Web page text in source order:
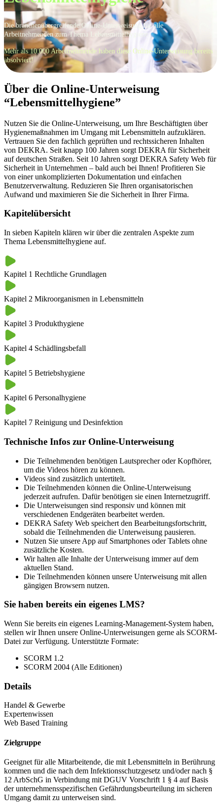
Die branchenübergreifende Online-Unterweisung für alle
Arbeitnehmenden zum Thema Lebensmittelhygiene.
Mehr als10.000 Arbeitnehmende haben diese Online-Unterweisung bereits
absolviert!
Über die Online-Unterweisung
“Lebensmittelhygiene”
Nutzen Sie die Online-Unterweisung, um Ihre Beschäftigten über
Hygienemaßnahmen im Umgang mit Lebensmitteln aufzuklären.
Vertrauen Sie den fachlich geprüften und rechtssicheren Inhalten
von DEKRA. Seit knapp 100 Jahren sorgt DEKRA für Sicherheit
auf deutschen Straßen. Seit 10 Jahren sorgt DEKRA Safety Web für
Sicherheit in Unternehmen – bald auch bei Ihnen! Profitieren Sie
von einer unkomplizierten Dokumentation und einfachen
Benutzerverwaltung. Reduzieren Sie Ihren organisatorischen
Aufwand und maximieren Sie die Sicherheit in Ihrer Firma.
Kapitelübersicht
In sieben Kapiteln klären wir über die zentralen Aspekte zum
Thema Lebensmittelhygiene auf.
Kapitel 1 Rechtliche Grundlagen
Kapitel 2 Mikroorganismen in Lebensmitteln
Kapitel 3 Produkthygiene
Kapitel 4 Schädlingsbefall
Kapitel 5 Betriebshygiene
Kapitel 6 Personalhygiene
Kapitel 7 Reinigung und Desinfektion
Technische Infos zur Online-Unterweisung
Die Teilnehmenden benötigen Lautsprecher oder Kopfhörer,
um die Videos hören zu können.
Videos sind zusätzlich untertitelt.
Die Teilnehmenden können die Online-Unterweisung
jederzeit aufrufen. Dafür benötigen sie einen Internetzugriff.
Die Unterweisungen sind responsiv und können mit
verschiedenen Endgeräten bearbeitet werden.
DEKRA Safety Web speichert den Bearbeitungsfortschritt,
sobald die Teilnehmenden die Unterweisung pausieren.
Nutzen Sie unsere App auf Smartphones oder Tablets ohne
zusätzliche Kosten.
Wir halten alle Inhalte der Unterweisung immer auf dem
aktuellen Stand.
Die Teilnehmenden können unsere Unterweisung mit allen
gängigen Browsern nutzen.
Sie haben bereits ein eigenes LMS?
Wenn Sie bereits ein eigenes Learning-Management-System haben,
stellen wir Ihnen unsere Online-Unterweisungen gerne als SCORM-
Datei zur Verfügung. Unterstützte Formate:
SCORM 1.2
SCORM 2004 (Alle Editionen)
Details
Handel & Gewerbe
Expertenwissen
Web Based Training
Zielgruppe
Geeignet für alle Mitarbeitende, die mit Lebensmitteln in Berührung
kommen und die nach dem Infektionsschutzgesetz und/oder nach §
12 ArbSchG in Verbindung mit DGUV Vorschrift 1 § 4 auf Basis
der unternehmensspezifischen Gefährdungsbeurteilung im sicheren
Umgang damit zu unterweisen sind.